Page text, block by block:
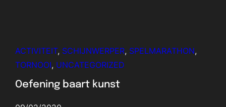
ACTIVITEIT, SCHIJNWERPER, SPELMARATHON
TORNOOI, UNCATEGORIZED
Oefening baart kunst